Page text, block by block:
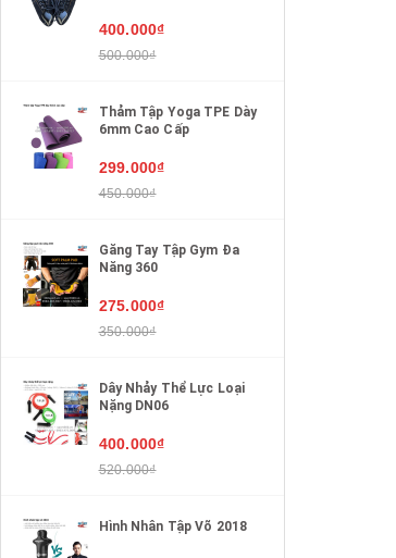
400.000₫
500.000₫
Thảm Tập Yoga TPE Dày
6mm Cao Cấp
299.000₫
450.000₫
Găng Tay Tập Gym Đa
Năng 360
275.000₫
350.000₫
Dây Nhảy Thể Lực Loại
Nặng DN06
400.000₫
520.000₫
Hình Nhân Tập Võ 2018